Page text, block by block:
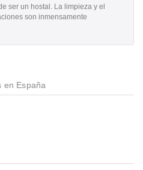
ser un hostal. La limpieza y el
son inmensamente
en España